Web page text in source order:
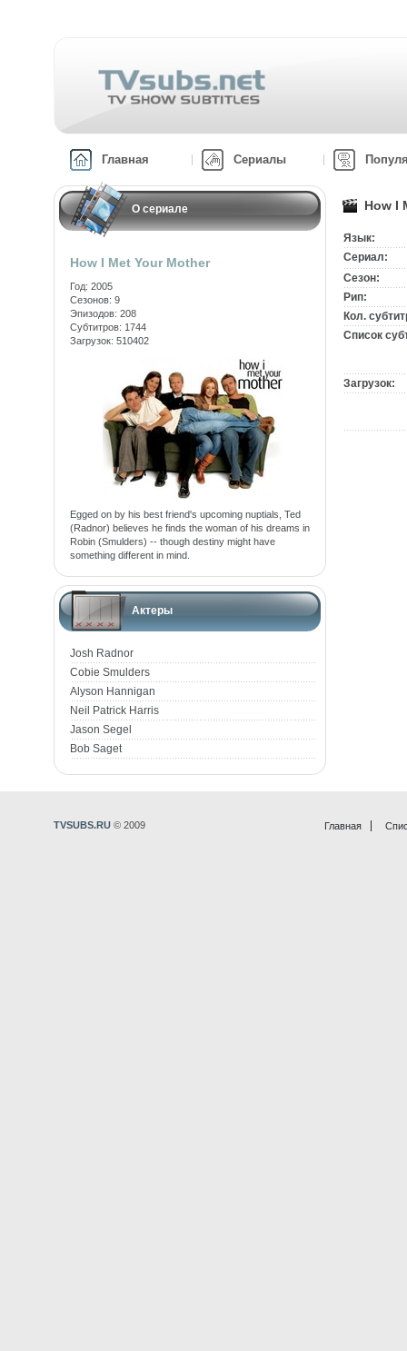
Главная Сериалы
О сериале
How I Met Your Mother
Год: 2005
Сезонов: 9
Эпизодов: 208
Субтитров: 1744
Загрузок: 510402
Egged on by his best friend's upcoming nuptials, Ted
(Radnor) believes he finds the woman of his dreams in
Robin (Smulders) -- though destiny might have
something different in mind.
Актеры
Josh Radnor
Cobie Smulders
Alyson Hannigan
Neil Patrick Harris
Jason Segel
Bob Saget
How I
Язык:
Сериал:
Сезон:
Рип:
Кол.
Список
Загрузок:
Главная
TVSUBS.RU © 2009